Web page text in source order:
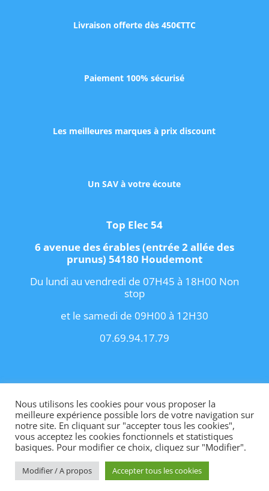
Livraison offerte dès 450€TTC
Paiement 100% sécurisé
Les meilleures marques à prix discount
Un SAV à votre écoute
Top Elec 54
6 avenue des érables (entrée 2 allée des
prunus) 54180 Houdemont
Du lundi au vendredi de 07H45 à 18H00 Non
stop
et le samedi de 09H00 à 12H30
07.69.94.17.79
Copyright 2021 IConditions Générales de
VenteIContact
Site internet créé par OhMyConcept.fr
Nous utilisons les cookies pour vous proposer la
meilleure expérience possible lors de votre navigation sur
notre site. En cliquant sur "accepter tous les cookies",
vous acceptez les cookies fonctionnels et statistiques
basiques. Pour modifier ce choix, cliquez sur "Modifier".
Modifier / A propos Accepter tous les cookies